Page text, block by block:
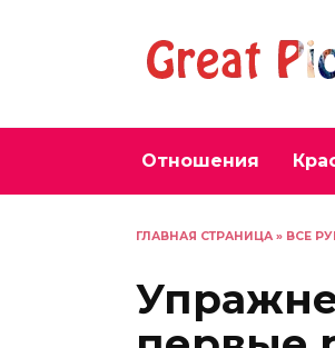
Отношения
ГЛАВНАЯ СТРАНИЦА » ВСЕ